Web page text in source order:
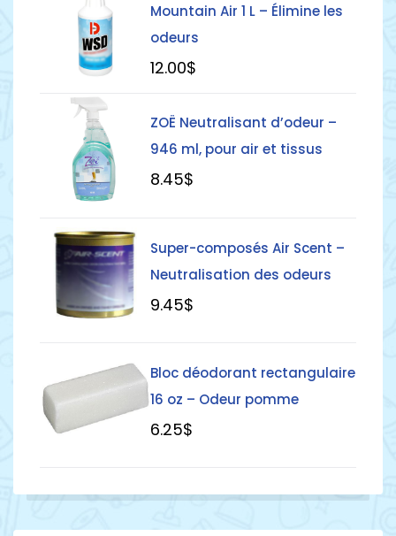
Mountain Air 1 L – Élimine les
odeurs
12.00$
Détails
ZOË Neutralisant d’odeur –
946 ml, pour air et tissus
8.45$
Super-composés Air Scent –
Neutralisation des odeurs
9.45$
Bloc déodorant rectangulaire
16 oz – Odeur pomme
6.25$